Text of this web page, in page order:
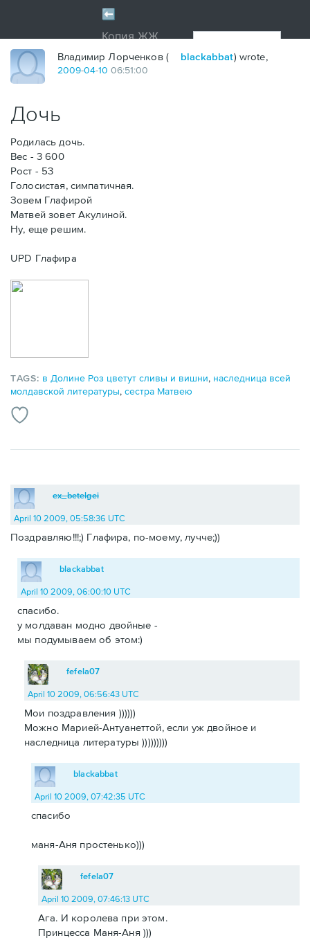
Владимир Лорченков ( blackabbat) wrote,
2009-04-10 06:51:00
Дочь
Родилась дочь.
Вес - 3 600
Рост - 53
Голосистая, симпатичная.
Зовем Глафирой
Матвей зовет Акулиной.
Ну, еще решим.
UPD Глафира
TAGS: в Долине Роз цветут сливы и вишни, наследница всей
молдавской литературы, сестра Матвею
ex_betelgei
April 10 2009, 05:58:36 UTC
Поздравляю!!!;) Глафира, по-моему, лучче;))
blackabbat
April 10 2009, 06:00:10 UTC
спасибо.
у молдаван модно двойные -
мы подумываем об этом:)
fefela07
April 10 2009, 06:56:43 UTC
Мои поздравления ))))))
Можно Марией-Антуанеттой, если уж двойное и
наследница литературы )))))))))
blackabbat
April 10 2009, 07:42:35 UTC
спасибо
маня-Аня простенько)))
fefela07
April 10 2009, 07:46:13 UTC
Ага. И королева при этом.
Принцесса Маня-Аня )))